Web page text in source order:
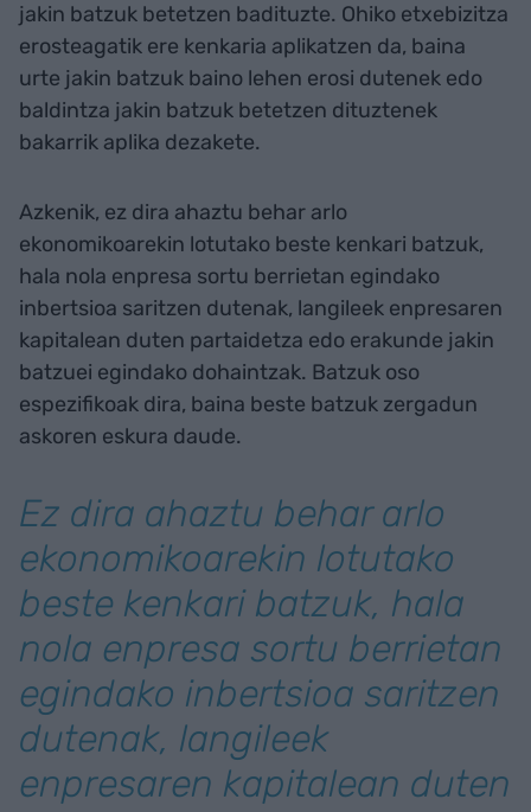
jakin batzuk betetzen badituzte. Ohiko etxebizitza
erosteagatik ere kenkaria aplikatzen da, baina
urte jakin batzuk baino lehen erosi dutenek edo
baldintza jakin batzuk betetzen dituztenek
bakarrik aplika dezakete.
Azkenik, ez dira ahaztu behar arlo
ekonomikoarekin lotutako beste kenkari batzuk,
hala nola enpresa sortu berrietan egindako
inbertsioa saritzen dutenak, langileek enpresaren
kapitalean duten partaidetza edo erakunde jakin
batzuei egindako dohaintzak. Batzuk oso
espezifikoak dira, baina beste batzuk zergadun
askoren eskura daude.
Ez dira ahaztu behar arlo
ekonomikoarekin lotutako
beste kenkari batzuk, hala
nola enpresa sortu berrietan
egindako inbertsioa saritzen
dutenak, langileek
enpresaren kapitalean duten